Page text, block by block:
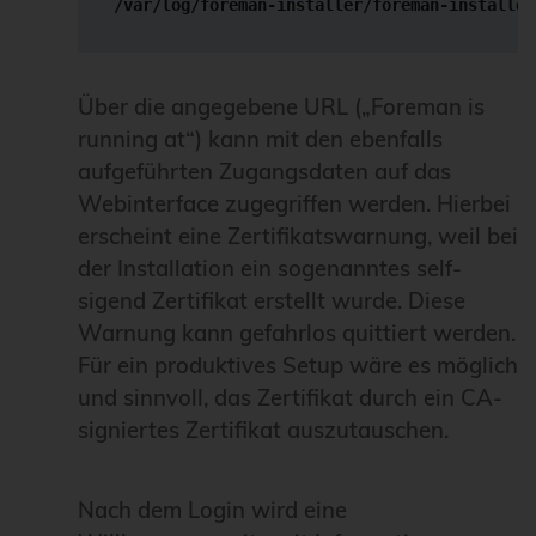
/var/log/foreman-installer/foreman-
Über die angegebene URL („Foreman is
running at“) kann mit den ebenfalls
aufgeführten Zugangsdaten auf das
Webinterface zugegriffen werden. Hierbei
erscheint eine Zertifikatswarnung, weil bei
der Installation ein sogenanntes self-
sigend Zertifikat erstellt wurde. Diese
Warnung kann gefahrlos quittiert werden.
Für ein produktives Setup wäre es möglich
und sinnvoll, das Zertifikat durch ein CA-
signiertes Zertifikat auszutauschen.
Nach dem Login wird eine